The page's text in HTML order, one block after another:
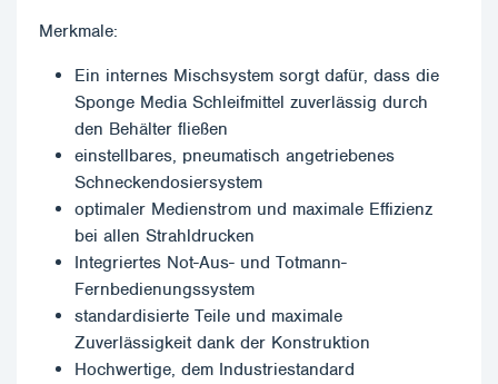
Merkmale:
Ein internes Mischsystem sorgt dafür, dass die
Sponge Media Schleifmittel zuverlässig durch
den Behälter fließen
einstellbares, pneumatisch angetriebenes
Schneckendosiersystem
optimaler Medienstrom und maximale Effizienz
bei allen Strahldrucken
Integriertes Not-Aus- und Totmann-
Fernbedienungssystem
standardisierte Teile und maximale
Zuverlässigkeit dank der Konstruktion
Hochwertige, dem Industriestandard